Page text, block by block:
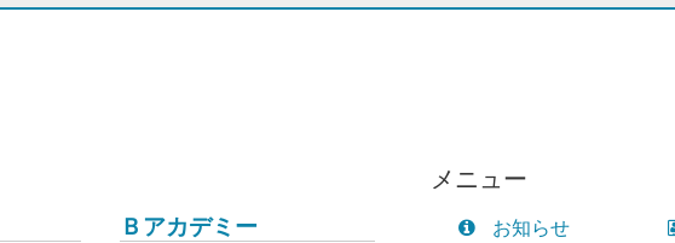
Ｂアカデミー
メニュー
お知らせ